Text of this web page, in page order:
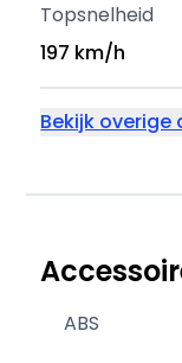
Topsnelheid
197 km/h
Bekijk overige
ABS